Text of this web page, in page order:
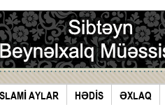
AYLAR HƏDİS ƏXLAQ